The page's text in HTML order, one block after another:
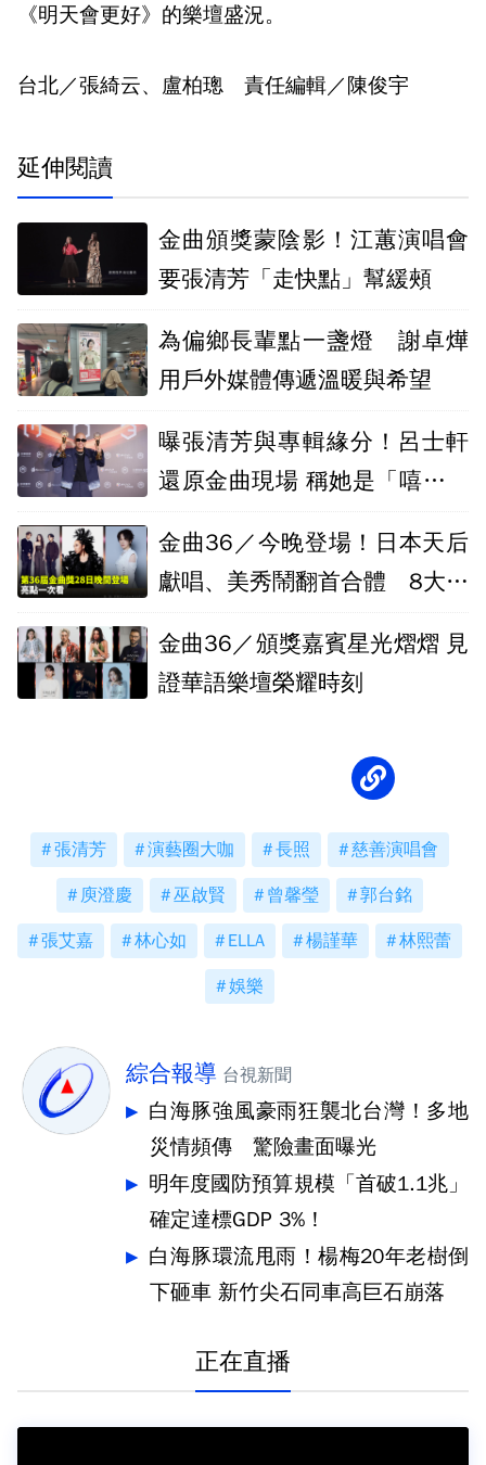
《明天會更好》的樂壇盛況。
台北／張綺云、盧柏璁 責任編輯／陳俊宇
延伸閱讀
金曲頒獎蒙陰影！江蕙演唱會
要張清芳「走快點」幫緩頰
為偏鄉長輩點一盞燈 謝卓燁
用戶外媒體傳遞溫暖與希望
曝張清芳與專輯緣分！呂士軒
還原金曲現場 稱她是「嘻哈名
金曲36／今晚登場！日本天后
獻唱、美秀鬧翻首合體 8大亮
金曲36／頒獎嘉賓星光熠熠 見
證華語樂壇榮耀時刻
張清芳 演藝圈大咖 長照 慈善演唱會
庾澄慶 巫啟賢 曾馨瑩 郭台銘
張艾嘉 林心如 ELLA 楊謹華 林熙蕾
娛樂
綜合報導 台視新聞
白海豚強風豪雨狂襲北台灣！多地
災情頻傳 驚險畫面曝光
明年度國防預算規模「首破1.1兆」
確定達標GDP 3%！
白海豚環流甩雨！楊梅20年老樹倒
下砸車 新竹尖石同車高巨石崩落
正在直播